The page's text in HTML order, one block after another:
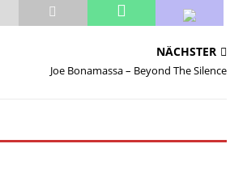
NÄCHSTER
Joe Bonamassa – Beyond The Silence